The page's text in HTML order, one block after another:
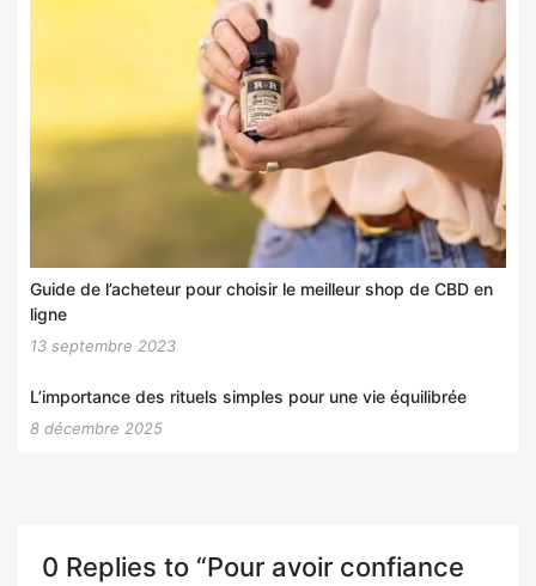
Guide de l’acheteur pour choisir le meilleur shop de CBD en
ligne
13 septembre 2023
L’importance des rituels simples pour une vie équilibrée
8 décembre 2025
0 Replies to “Pour avoir confiance